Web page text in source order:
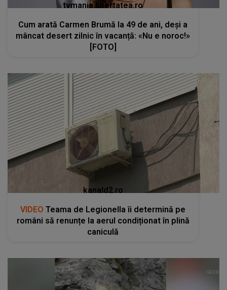
tvmania.libertatea.ro
Cum arată Carmen Brumă la 49 de ani, deși a
mâncat desert zilnic în vacanță: «Nu e noroc!»
[FOTO]
kanald2.ro
VIDEO Teama de Legionella îi determină pe
români să renunțe la aerul condiționat în plină
caniculă